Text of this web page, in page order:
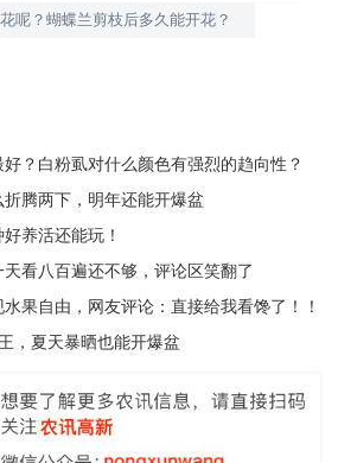
呢？蝴蝶兰剪枝后多久能开花？
？白粉虱对什么颜色有强烈的趋向性？
腾两下，明年还能开爆盆
养活还能玩！
看八百遍还不够，评论区笑翻了
果自由，网友评论：直接给我看馋了！！
，夏天暴晒也能开爆盆